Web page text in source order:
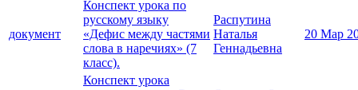
документ
Конспект урока по
русскому языку
«Дефис между частями
слова в наречиях» (7
класс).
Распутина
Наталья
Геннадьевна
20 Мар
Конспект урока